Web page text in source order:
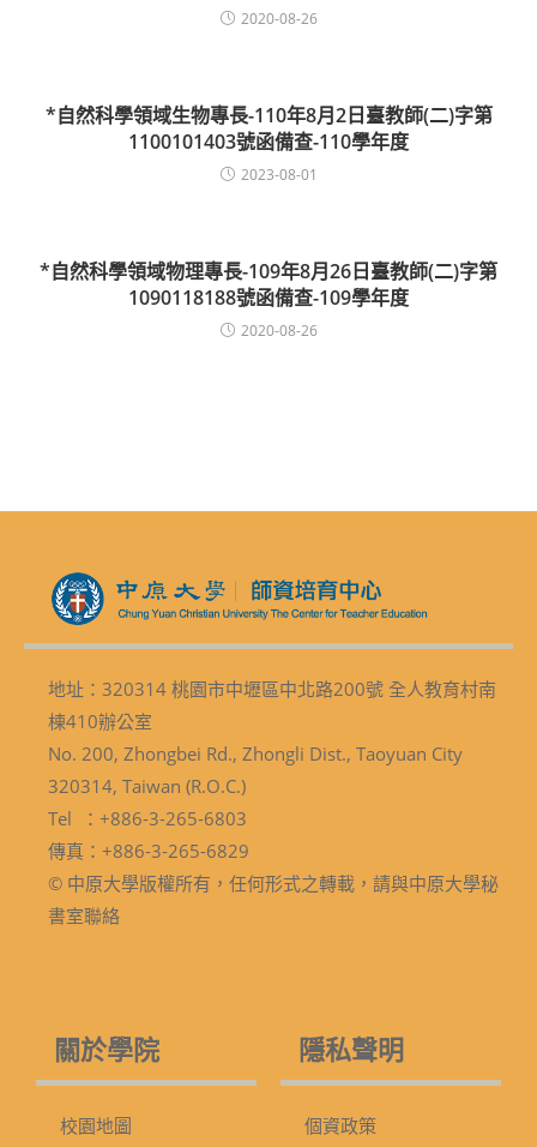
2020-08-26
*自然科學領域生物專長-110年8月2日臺教師(二)字第
1100101403號函備查-110學年度
2023-08-01
*自然科學領域物理專長-109年8月26日臺教師(二)字第
1090118188號函備查-109學年度
2020-08-26
地址：320314 桃園市中壢區中北路200號 全人教育村南
棟410辦公室
No. 200, Zhongbei Rd., Zhongli Dist., Taoyuan City
320314, Taiwan (R.O.C.)
Tel ：+886-3-265-6803
傳真：+886-3-265-6829
© 中原大學版權所有，任何形式之轉載，請與中原大學秘
書室聯絡
關於學院
校園地圖
隱私聲明
個資政策